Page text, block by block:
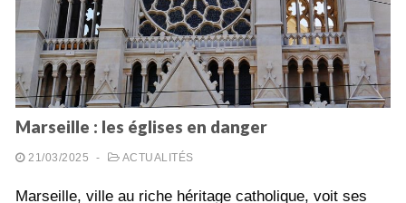
Marseille : les églises en danger
21/03/2025 - ACTUALITÉS
Marseille, ville au riche héritage catholique, voit ses